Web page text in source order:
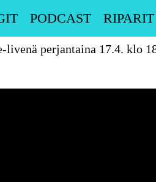
PODCAST RIPARIT
livenä perjantaina 17.4. klo